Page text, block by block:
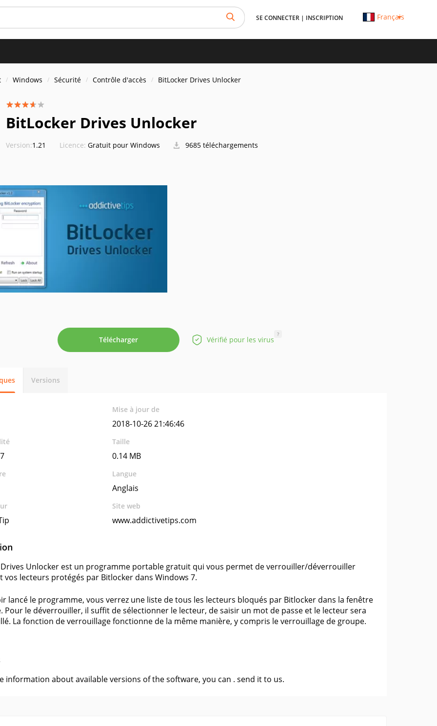
SE CONNECTER | INSCRIPTION Français
Windows Sécurité Contrôle d'accès BitLocker Drives Unlocker
BitLocker Drives Unlocker
Version:1.21 Licence: Gratuit pour Windows 9685 téléchargements
Télécharger Vérifié pour les virus
?
Versions
Mise à jour de
2018-10-26 21:46:46
Taille
0.14 MB
Langue
Anglais
Site web
www.addictivetips.com
Unlocker est un programme portable gratuit qui vous permet de verrouiller/déverrouiller
vos lecteurs protégés par Bitlocker dans Windows 7.
lancé le programme, vous verrez une liste de tous les lecteurs bloqués par Bitlocker dans la fenêtre
Pour le déverrouiller, il suffit de sélectionner le lecteur, de saisir un mot de passe et le lecteur sera
La fonction de verrouillage fonctionne de la même manière, y compris le verrouillage de groupe.
information about available versions of the software, you can . send it to us.